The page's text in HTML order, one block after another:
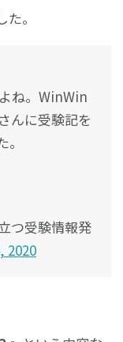
。
ね。WinWin
んに受験記を
つ受験情報発
2020